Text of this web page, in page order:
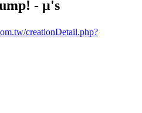
- μ's
creationDetail.php?